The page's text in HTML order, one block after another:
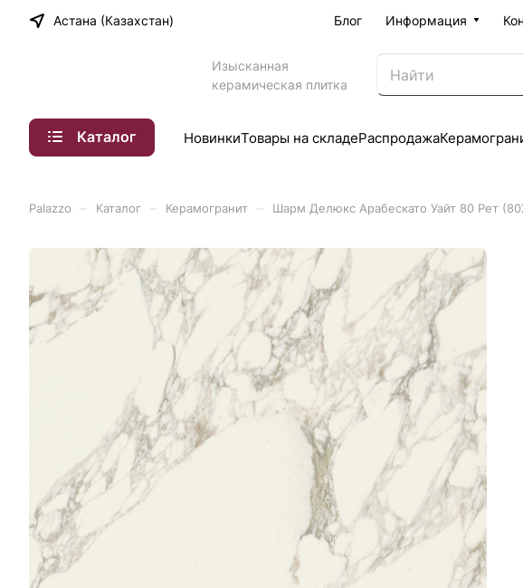
Астана (Казахстан) Блог Информация
Изысканная
керамическая плитка
Каталог НовинкиТовары на складеРаспродажа
Palazzo Каталог Керамогранит Шарм Делюкс Арабескато Уайт 80 Рет